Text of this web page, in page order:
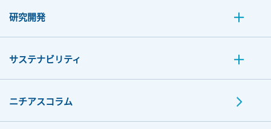
研究開発
サステナビリティ
ニチアスコラム